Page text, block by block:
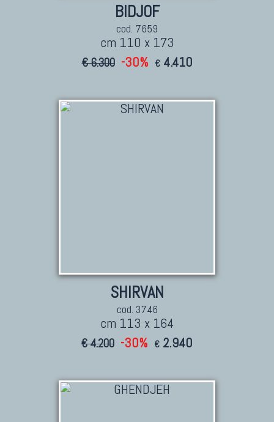
BIDJOF
cod. 7659
cm 110 x 173
€ 6.300 -30% € 4.410
SHIRVAN
cod. 3746
cm 113 x 164
€ 4.200 -30% € 2.940